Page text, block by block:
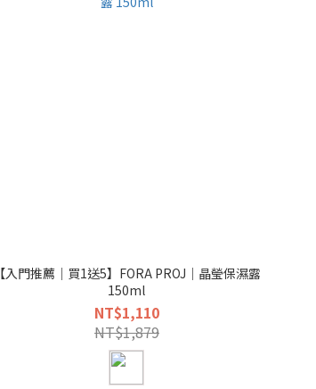
【入門推薦｜買1送5】FORA PROJ｜晶瑩保濕露
150ml
NT$1,110
NT$1,879